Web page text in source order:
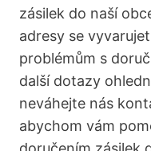
zásilek do naší
adresy se
problémům s
další dotazy
neváhejte nás
abychom vám